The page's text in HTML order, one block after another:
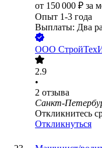
от 150 000 ₽ за
Опыт 1-3 года
Выплаты: Два
ООО
2.9
•
2 отзыва
Санкт-
Откликнитесь
Откликнуться